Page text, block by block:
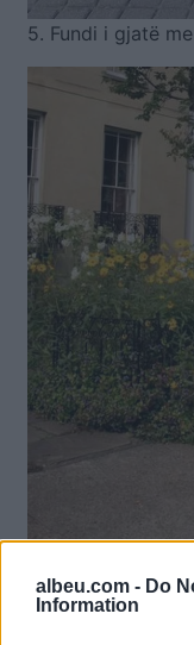
albeu.com - Do
Information
5. Fundi i gjatë